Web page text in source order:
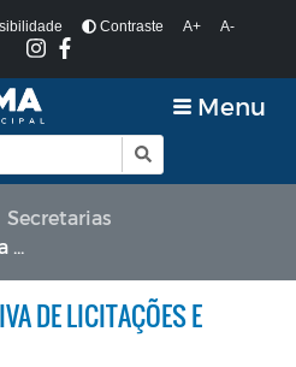
Contraste A+
A-
Menu
Secretarias
DE LICITAÇÕES E